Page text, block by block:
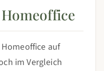
auf
im Vergleich